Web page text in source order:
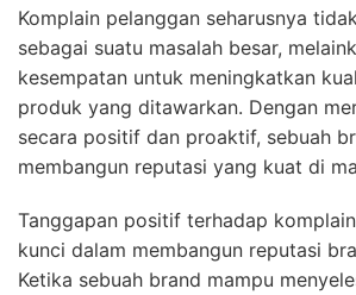
Komplain pelanggan seharusnya
sebagai suatu masalah besar,
kesempatan untuk meningkatkan
produk yang ditawarkan. Dengan
secara positif dan proaktif, sebuah
membangun reputasi yang kuat di
Tanggapan positif terhadap
kunci dalam membangun reputasi
Ketika sebuah brand mampu